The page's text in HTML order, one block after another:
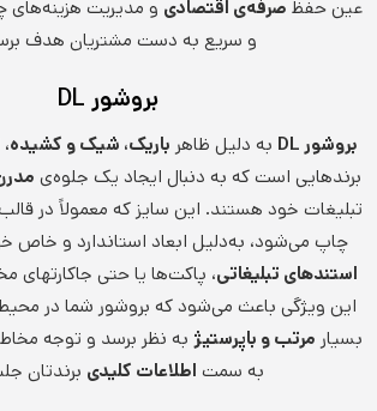
عین حفظ صرفه‌ی اقتصادی و مدیریت هزینه‌های
و سریع به دست مشتریان هدف
بروشور DL
بروشور DL به دلیل ظاهر باریک، شیک و کشیده
برندهایی است که به دنبال ایجاد یک جلوه‌ی
تبلیغات خود هستند. این سایز که معمولاً در
چاپ می‌شود، به‌دلیل ابعاد استاندارد و خاص
استندهای تبلیغاتی، پاکت‌ها یا حتی جاکارتهای
این ویژگی باعث می‌شود که بروشور شما در
بسیار مرتب و باپرستیژ به نظر برسد و توجه
به سمت اطلاعات کلیدی برندتان